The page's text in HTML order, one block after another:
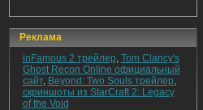
Реклама
inFamous 2 трейлер, Tom Clancy's
Ghost Recon Online официальный
сайт, Beyond: Two Souls трейлер,
скриншоты из StarCraft 2: Legacy
of the Void